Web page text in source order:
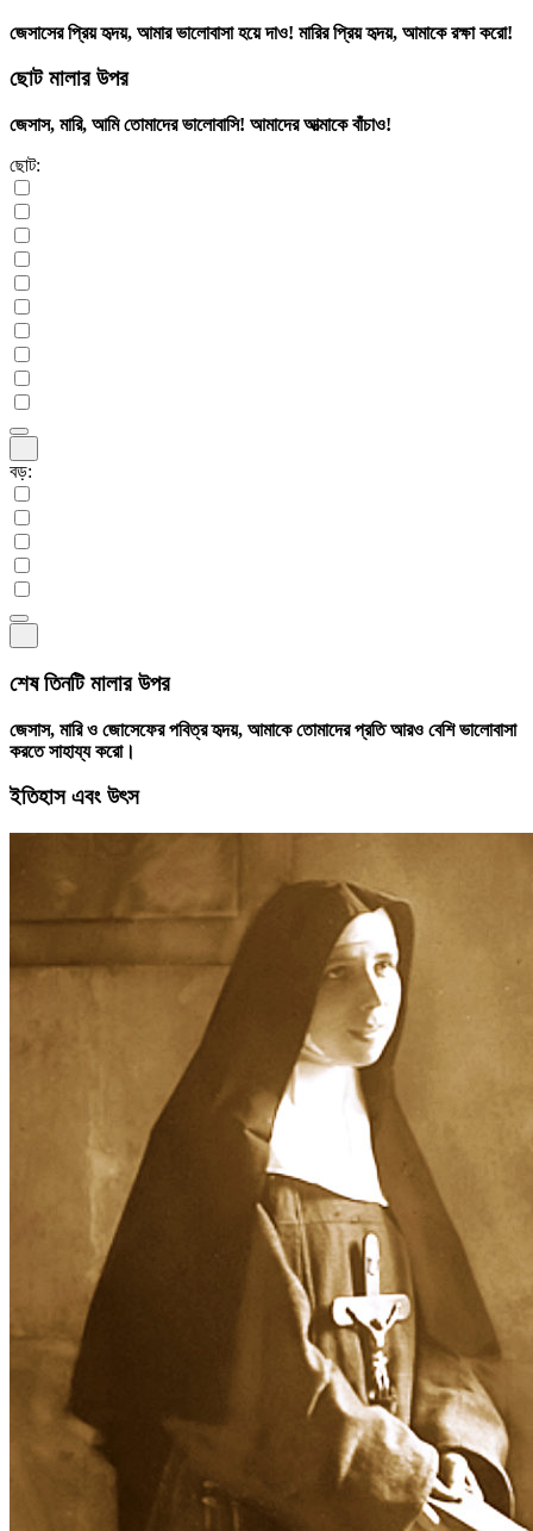
জেসাসের প্রিয় হৃদয়, আমার ভালোবাসা হয়ে দাও! মারির প্রিয় হৃদয়, আমাকে রক্ষা করো!
ছোট মালার উপর
জেসাস, মারি, আমি তোমাদের ভালোবাসি! আমাদের আত্মাকে বাঁচাও!
ছোট:
বড়:
শেষ তিনটি মালার উপর
জেসাস, মারি ও জোসেফের পবিত্র হৃদয়, আমাকে তোমাদের প্রতি আরও বেশি ভালোবাসা
করতে সাহায্য করো।
ইতিহাস এবং উৎস